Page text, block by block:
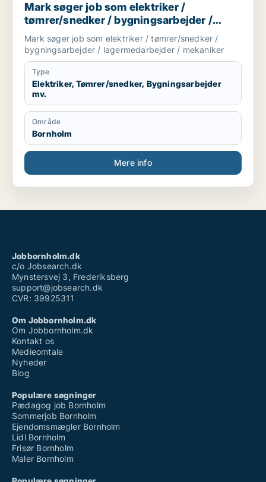
Mark søger job som elektriker /
tømrer/snedker / bygningsarbejder /
lagermedarbejder / mekaniker
Mark søger job som elektriker / tømrer/snedker /
bygningsarbejder / lagermedarbejder / mekaniker
Type
Elektriker, Tømrer/snedker, Bygningsarbejder
mv.
Område
Bornholm
Mere info
Jobbornholm.dk
c/o Jobsearch.dk
Mynstersvej 3, Frederiksberg
support@jobsearch.dk
CVR: 39925311
Om Jobbornholm.dk
Om Jobbornholm.dk
Kontakt os
Medieomtale
Nyheder
Blog
Populære søgninger
Pædagog job Bornholm
Sommerjob Bornholm
Ejendomsmægler Bornholm
Lidl Bornholm
Frisør Bornholm
Maler Bornholm